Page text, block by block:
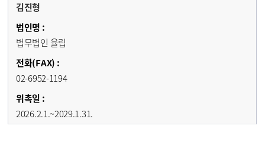
김진형
법무법인 율립
02-6952-1194
2026.2.1.~2029.1.31.